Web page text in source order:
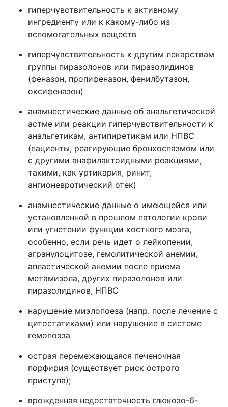
гиперчувствительность к активному
ингредиенту или к какому-либо из
вспомогательных веществ
гиперчувствительность к другим лекарствам
группы пиразолонов или пиразолидинов
(феназон, пропифеназон, фенилбутазон,
оксифеназон)
анамнестические данные об анальгетической
астме или реакции гиперчувствительности к
анальгетикам, антипиретикам или НПВС
(пациенты, реагирующие бронхоспазмом или
с другими анафилактоидными реакциями,
такими, как уртикария, ринит,
ангионевротический отек)
анамнестические данные о имеющейся или
установленной в прошлом патологии крови
или угнетении функции костного мозга,
особенно, если речь идет о лейкопении,
агранулоцитозе, гемолитической анемии,
апластической анемии после приема
метамизола, других пиразолонов или
пиразолидинов, НПВС
нарушение миэлопоеза (напр. после лечение с
цитостатиками) или нарушение в системе
гемопоэза
острая перемежающаяся печеночная
порфирия (существует риск острого
приступа);
врожденная недостаточность глюкозо-6-